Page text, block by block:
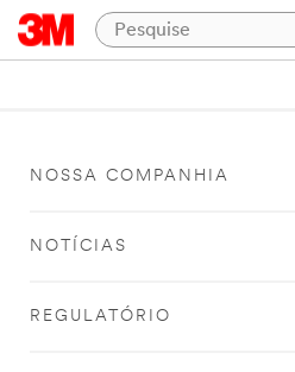
NOSSA COMPANHIA
NOTÍCIAS
REGULATÓRIO